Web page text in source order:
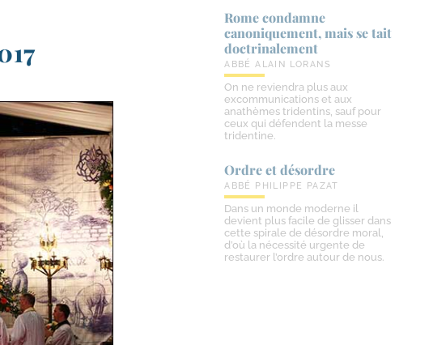
Rome condamne
canoniquement, mais se tait
doctrinalement
ABBÉ ALAIN LORANS
On ne reviendra plus aux
excommunications et aux
anathèmes tridentins, sauf pour
ceux qui défendent la messe
tridentine.
Ordre et désordre
ABBÉ PHILIPPE PAZAT
Dans un monde moderne il
devient plus facile de glisser dans
cette spirale de désordre moral,
d’où la nécessité urgente de
restaurer l’ordre autour de nous.